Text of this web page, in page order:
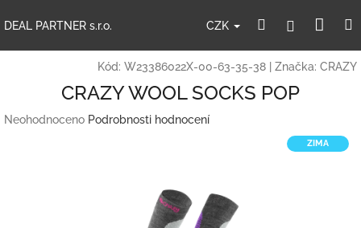
naDEAL PARTNER s.r.o. CZK HledatPřihlášení
Kód: W23386022X-00-63-35-38 Značka: CRAZY
CRAZY WOOL SOCKS POP
Průměrné
Neohodnoceno Podrobnosti hodnocení
ZIMA